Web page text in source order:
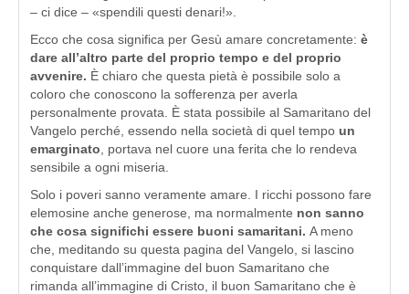
– ci dice – «spendili questi denari!».
Ecco che cosa significa per Gesù amare concretamente:è
dare all’altro parte del proprio tempo e del proprio
avvenire. È chiaro che questa pietà è possibile solo a
coloro che conoscono la sofferenza per averla
personalmente provata. È stata possibile al Samaritano del
Vangelo perché, essendo nella società di quel tempo un
emarginato , portava nel cuore una ferita che lo rendeva
sensibile a ogni miseria.
Solo i poveri sanno veramente amare. I ricchi possono fare
elemosine anche generose, ma normalmente non sanno
che cosa significhi essere buoni samaritani. A meno
che, meditando su questa pagina del Vangelo, si lascino
conquistare dall’immagine del buon Samaritano che
rimanda all’immagine di Cristo, il buon Samaritano che è